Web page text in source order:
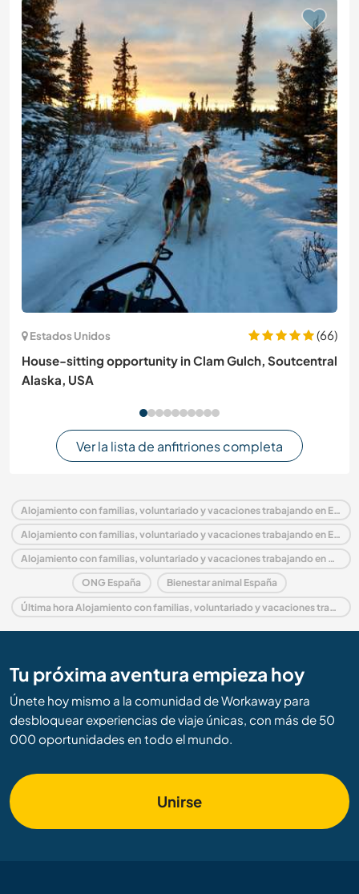
Estados Unidos
(66)
House-sitting opportunity in Clam Gulch, Soutcentral
Alaska, USA
Ver la lista de anfitriones completa
Alojamiento con familias, voluntariado y vacaciones trabajando en España
Alojamiento con familias, voluntariado y vacaciones trabajando en Europa
Alojamiento con familias, voluntariado y vacaciones trabajando en Mallorca
ONG España Bienestar animal España
Última hora Alojamiento con familias, voluntariado y vacaciones trabajando en España
Tu próxima aventura empieza hoy
Únete hoy mismo a la comunidad de Workaway para
desbloquear experiencias de viaje únicas, con más de 50
000 oportunidades en todo el mundo.
Unirse